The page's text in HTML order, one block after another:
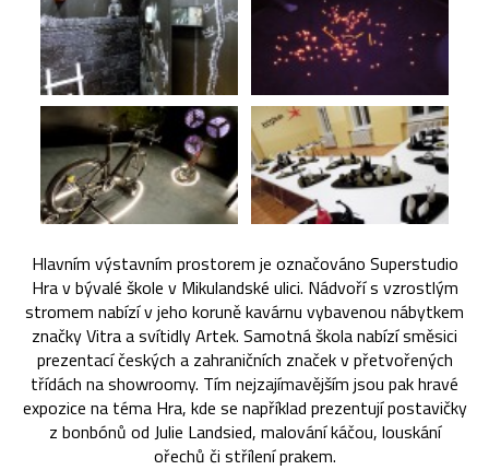
Hlavním výstavním prostorem je označováno Superstudio
Hra v bývalé škole v Mikulandské ulici. Nádvoří s vzrostlým
stromem nabízí v jeho koruně kavárnu vybavenou nábytkem
značky Vitra a svítidly Artek. Samotná škola nabízí směsici
prezentací českých a zahraničních značek v přetvořených
třídách na showroomy. Tím nejzajímavějším jsou pak hravé
expozice na téma Hra, kde se například prezentují postavičky
z bonbónů od Julie Landsied, malování káčou, louskání
ořechů či střílení prakem.